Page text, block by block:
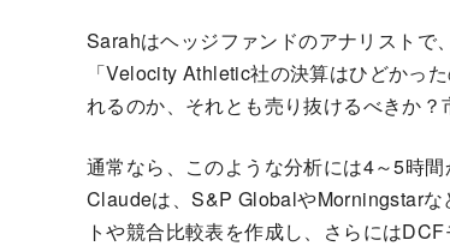
Sarahはヘッジファンドのアナリストで
「Velocity Athletic社の決算はひどかっ
れるのか、それとも売り抜けるべきか？
通常なら、このような分析には4～5時
Claudeは、S&P GlobalやMorningstar
トや競合比較表を作成し、さらには